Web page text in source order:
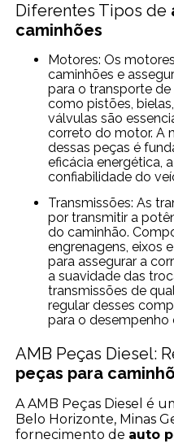
Diferentes Tipos de
caminhões
Motores: Os motores são o coração dos
caminhões e
para o transporte de
como pistões,
válvulas são
correto do motor. A
dessas peças é
eficácia energética,
confiabilidade do
Transmissões: As transmissões são responsáveis
por transmitir a
do caminhão.
engrenagens, eixos
para assegurar a
a suavidade das
transmissões de
regular desses
para o desempenho
AMB Peças Diesel:
peças para
A AMB Peças Diesel é
Belo Horizonte, Minas
fornecimento de auto